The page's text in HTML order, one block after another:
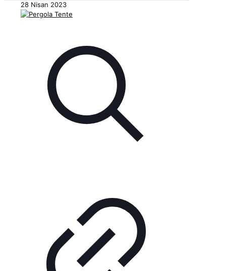
28 Nisan 2023